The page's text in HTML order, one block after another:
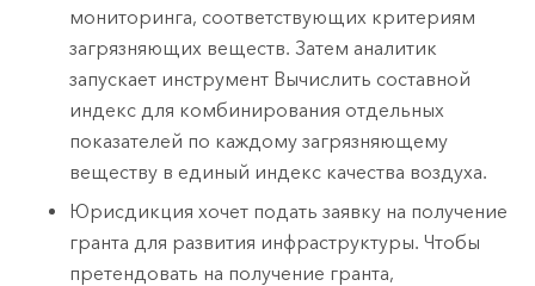
мониторинга, соответствующих критериям
загрязняющих веществ. Затем аналитик
запускает инструмент Вычислить составной
индекс для комбинирования отдельных
показателей по каждому загрязняющему
веществу в единый индекс качества воздуха.
Юрисдикция хочет подать заявку на получение
гранта для развития инфраструктуры. Чтобы
претендовать на получение гранта,